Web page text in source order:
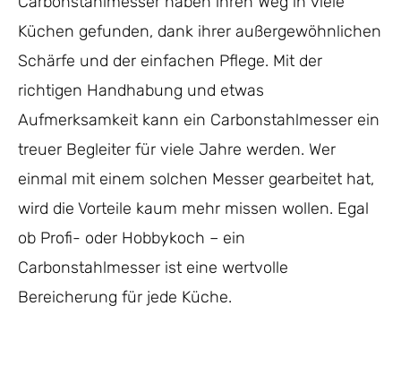
Küchen gefunden, dank ihrer außergewöhnlichen
Schärfe und der einfachen Pflege. Mit der
richtigen Handhabung und etwas
Aufmerksamkeit kann ein Carbonstahlmesser ein
treuer Begleiter für viele Jahre werden. Wer
einmal mit einem solchen Messer gearbeitet hat,
wird die Vorteile kaum mehr missen wollen. Egal
ob Profi- oder Hobbykoch – ein
Carbonstahlmesser ist eine wertvolle
Bereicherung für jede Küche.